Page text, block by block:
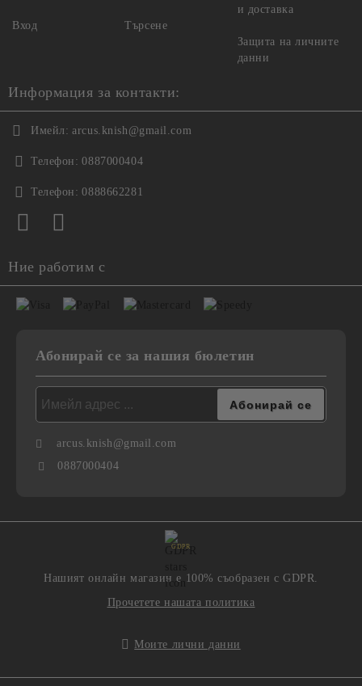
Вход Търсене
и доставка
Защита на личните
данни
Информация за контакти:
Имейл: arcus.knish@gmail.com
Телефон: 0887000404
Телефон: 0888662281
Ние работим с
Абонирай се за нашия бюлетин
arcus.knish@gmail.com
0887000404
GDPR
Нашият онлайн магазин е 100% съобразен с GDPR.
Прочетете нашата политика
Моите лични данни